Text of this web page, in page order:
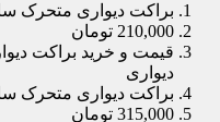
براکت دیواری متحرک
210,000 تومان
قیمت و خرید براکت
دیواری
براکت دیواری متحرک
315,000 تومان